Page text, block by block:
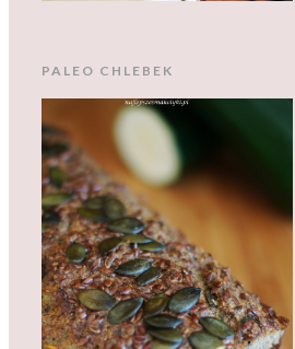
PALEO CHLEBEK